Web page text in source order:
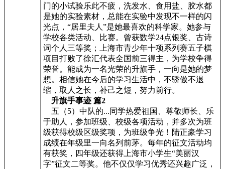
门的小试验乐此不疲，洗发水、食用盐、胶水都
是她的实验素材，总能在实验中发现不一样的闪
光点，“居里夫人”是她最喜欢的科学家。她参与
学校各类活动、比赛。曾获数学24点银奖、古诗
词个人三等奖；上海市青少年十项系列赛五子棋
项目打败了徐汇代表全国前三得主，为学校争得
荣誉。能成为一名光荣的升旗手，一向是她的梦
想。相信她在今后的学习生活中，不骄傲不退
缩，取人之长，补己之短，努力前行。
升旗手事迹 篇2
五（5）中队的...同学热爱祖国、尊敬师长、乐
于助人，参加班级、校级各项活动，并多次为班
级获得校级区级奖项，为班级争光！陆正豪学习
成绩在年级里一向名列前茅。每年的征文活动均
有获奖，四年级还获得上海市小学生“美丽汉
字”征文二等奖。他不仅仅学习优秀还兴趣广泛，